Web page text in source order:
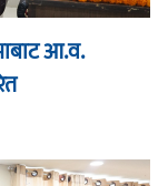
आ.व.